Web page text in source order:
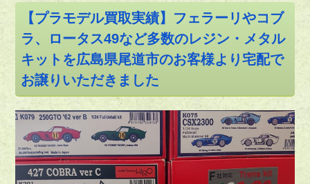
【プラモデル買取実績】フェラーリやコブ
ラ、ロータス49など多数のレジン・メタル
キットを広島県尾道市のお客様より宅配で
お譲りいただきました